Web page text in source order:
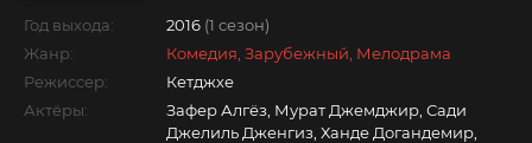
Год выхода: 2016 (1 сезон)
Жанр:
Комедия, Зарубежный, Мелодрама
Режиссер:
Кетджхе
Актёры:
Зафер Алгёз, Мурат Джемджир, Сади
Джелиль Дженгиз, Ханде Догандемир,